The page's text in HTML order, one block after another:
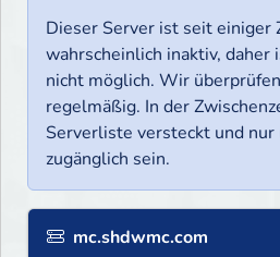
Dieser Server ist seit einiger
wahrscheinlich inaktiv, daher
nicht möglich. Wir
regelmäßig. In der
Serverliste versteckt und nur
zugänglich sein.
mc.shdwmc.com